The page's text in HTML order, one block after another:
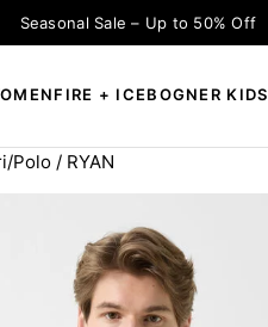
Seasonal Sale – Up to 50% Off
FIRE + ICEBOGNER KIDS
×
Polo / RYAN